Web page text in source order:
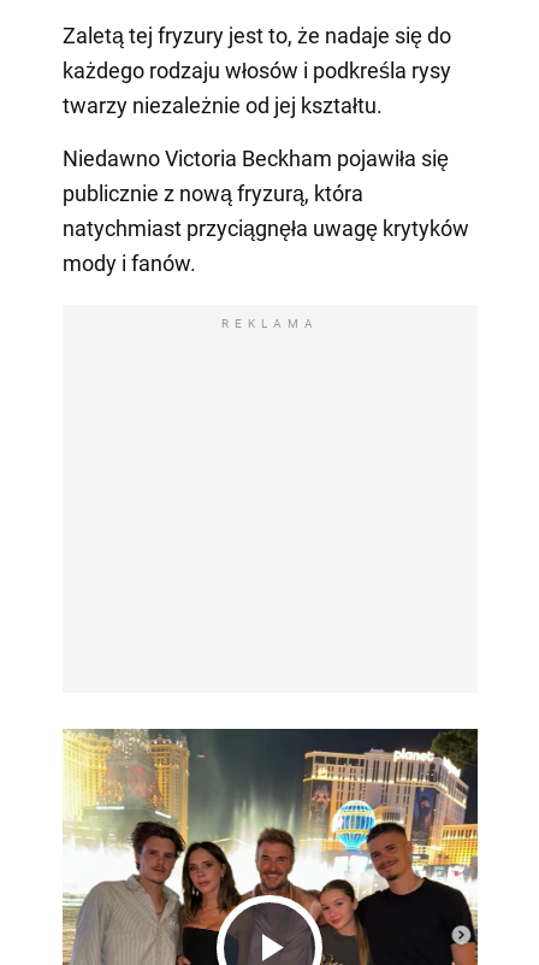
Zaletą tej fryzury jest to, że nadaje się do
każdego rodzaju włosów i podkreśla rysy
twarzy niezależnie od jej kształtu.
Niedawno Victoria Beckham pojawiła się
publicznie z nową fryzurą, która
natychmiast przyciągnęła uwagę krytyków
mody i fanów.
REKLAMA